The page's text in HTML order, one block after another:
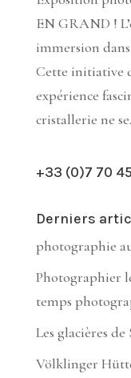
EN GRAND !
immersion
Cette initiative
expérience
cristallerie ne
+33 (0)7 70
Derniers
photographie
Photographier
temps
Les glacières
Völklinger